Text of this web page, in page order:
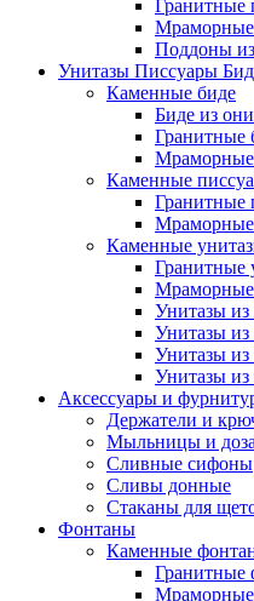
Гранитные
Поддоны
Унитазы Писсуары
Каменные биде
Биде из
Гранитные
Каменные
Гранитные
Каменные
Гранитные
Унитазы из
Унитазы из
Унитазы из
Унитазы из
Аксессуары и
Держатели и
Мыльницы и
Сливные сифоны
Сливы донные
Стаканы для
Фонтаны
Каменные
Гранитные